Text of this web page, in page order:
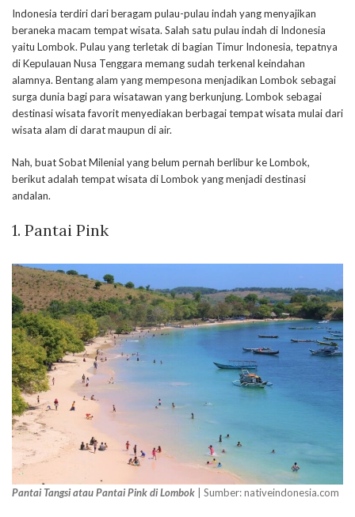
Indonesia terdiri dari beragam pulau-pulau indah yang menyajikan
beraneka macam tempat wisata. Salah satu pulau indah di Indonesia
yaitu Lombok. Pulau yang terletak di bagian Timur Indonesia, tepatnya
di Kepulauan Nusa Tenggara memang sudah terkenal keindahan
alamnya. Bentang alam yang mempesona menjadikan Lombok sebagai
surga dunia bagi para wisatawan yang berkunjung. Lombok sebagai
destinasi wisata favorit menyediakan berbagai tempat wisata mulai dari
wisata alam di darat maupun di air.
Nah, buat Sobat Milenial yang belum pernah berlibur ke Lombok,
berikut adalah tempat wisata di Lombok yang menjadi destinasi
andalan.
1. Pantai Pink
Pantai Tangsi atau Pantai Pink di Lombok | Sumber: nativeindonesia.com